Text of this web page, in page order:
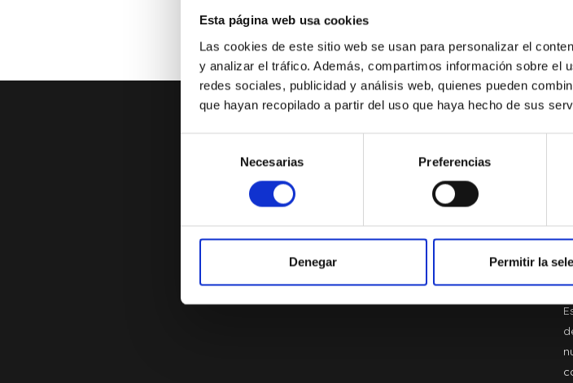
Esta página web usa cookies
Las cookies de este sitio web se usan para personalizar el
y analizar el tráfico. Además, compartimos información sobre el
redes sociales, publicidad y análisis web, quienes pueden
que hayan recopilado a partir del uso que haya hecho de sus
consentimiento
Necesarias Preferencias
Denegar Permitir la
criterio de la Dirección General de
Tributos en la consulta vinculante V0255-
26, que admite su consideración como
gasto deducible siempre que esté
debidamente contabilizado, justificado